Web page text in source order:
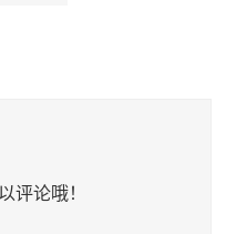
评论哦！